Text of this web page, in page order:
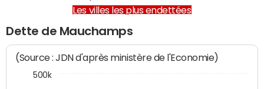
Les villes les plus endettées
Dette de Mauchamps
(Source : JDN d'après ministère de l'Economie)
500k